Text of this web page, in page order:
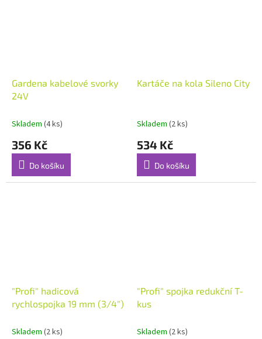
Gardena kabelové svorky
24V
Skladem (4 ks)
356 Kč
Do košíku
Kartáče na kola Sileno City
Skladem (2 ks)
534 Kč
Do košíku
"Profi" hadicová
rychlospojka 19 mm (3/4")
Skladem (2 ks)
"Profi" spojka redukční T-
kus
Skladem (2 ks)